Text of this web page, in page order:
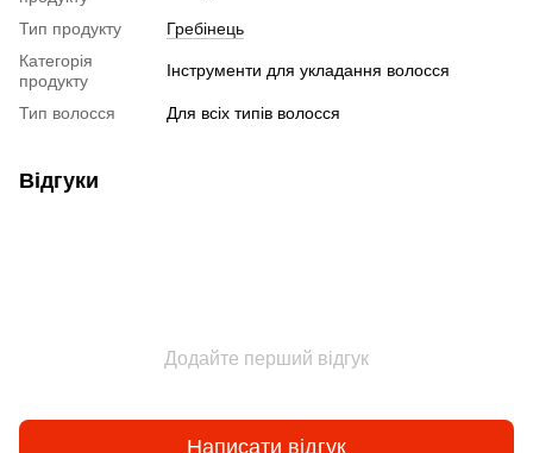
Тип продукту
Гребінець
Категорія
продукту
Інструменти для укладання волосся
Тип волосся Для всіх типів волосся
Відгуки
Додайте перший відгук
Написати відгук